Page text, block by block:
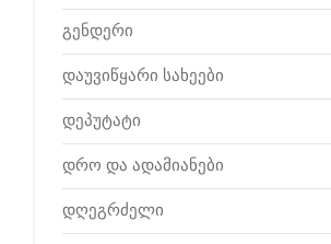
გენდერი
დაუვიწყარი სახეები
დეპუტატი
დრო და ადამიანები
დღეგრძელი